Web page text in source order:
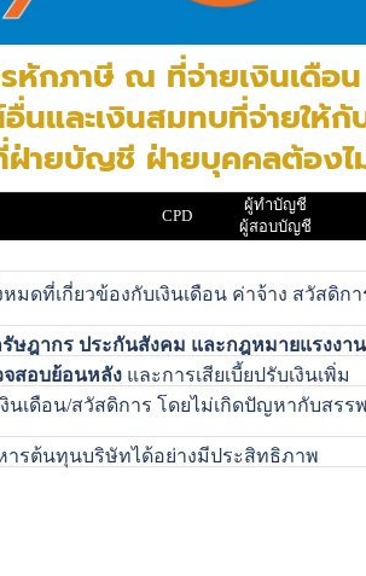
หักภาษี ณ ที่จ่ายเงินเดือน
นและเงินสมทบที่จ่ายให้
ฝ่ายบัญชี ฝ่ายบุคคลต้อง
CPD
ผู้ทำบัญชี
ผู้สอบบัญชี
มดที่เกี่ยวข้องกับเงินเดือน ค่าจ้าง สวัสดิก
ษฎากร ประกันสังคม และกฎหมายแรงงาน
จสอบย้อนหลัง และการเสียเบี้ยปรับเงินเพิ่ม
นเดือน/สวัสดิการ โดยไม่เกิดปัญหากับสรร
ารต้นทุนบริษัทได้อย่างมีประสิทธิภาพ